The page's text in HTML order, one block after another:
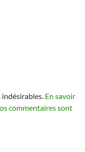
En savoir
commentaires sont